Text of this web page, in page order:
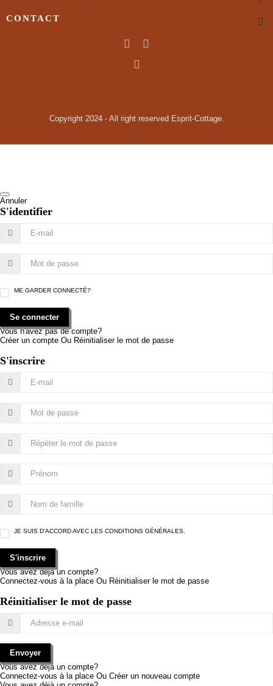
CONTACT
Copyright 2024 - All right reserved Esprit-Cottage.
Annuler
S'identifier
ME GARDER CONNECTÉ?
Se connecter
Vous n'avez pas de compte?
Créer un compte Ou Réinitialiser le mot de passe
S'inscrire
JE SUIS D'ACCORD AVEC LES CONDITIONS GÉNÉRALES.
S'inscrire
Vous avez déjà un compte?
Connectez-vous à la place Ou Réinitialiser le mot de passe
Réinitialiser le mot de passe
Envoyer
Vous avez déjà un compte?
Connectez-vous à la place Ou Créer un nouveau compte